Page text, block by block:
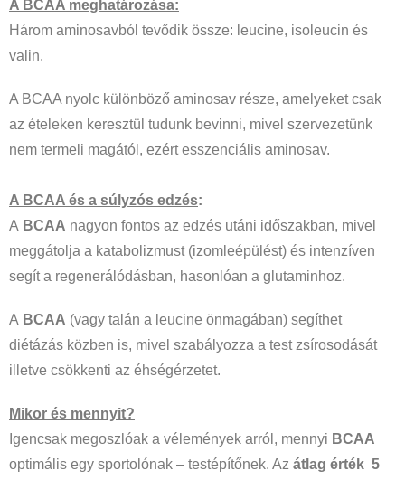
A BCAA meghatározása:
Három aminosavból tevődik össze: leucine, isoleucin és
valin.
A BCAA nyolc különböző aminosav része, amelyeket csak
az ételeken keresztül tudunk bevinni, mivel szervezetünk
nem termeli magától, ezért esszenciális aminosav.
A BCAA és a súlyzós edzés:
A BCAA nagyon fontos az edzés utáni időszakban, mivel
meggátolja a katabolizmust (izomleépülést) és intenzíven
segít a regenerálódásban, hasonlóan a glutaminhoz.
A BCAA (vagy talán a leucine önmagában) segíthet
diétázás közben is, mivel szabályozza a test zsírosodását
illetve csökkenti az éhségérzetet.
Mikor és mennyit?
Igencsak megoszlóak a vélemények arról, mennyi BCAA
optimális egy sportolónak – testépítőnek. Az átlag érték 5